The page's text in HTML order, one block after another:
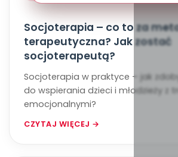
Socjoterapia – co to za
terapeutyczna? Jak zostać
socjoterapeutą?
Socjoterapia w praktyce – jak
do wspierania dzieci i młodzieży z
emocjonalnymi?
CZYTAJ WIĘCEJ →